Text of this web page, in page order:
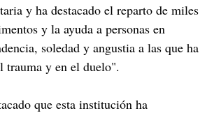
y ha destacado el reparto de miles
y la ayuda a personas en
soledad y angustia a las que ha
trauma y en el duelo".
que esta institución ha